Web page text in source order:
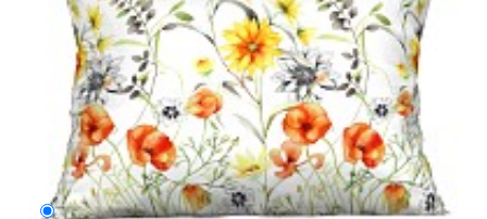
70x50 cm